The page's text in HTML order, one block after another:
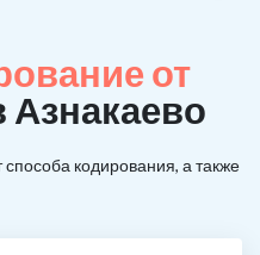
от
Азнакаево
кодирования, а также